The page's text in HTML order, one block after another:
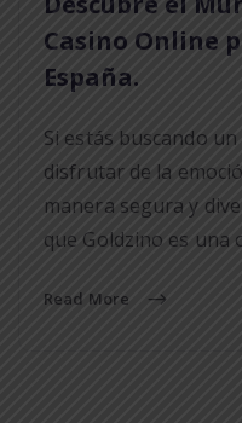
Casino Online
España.
Si estás buscando
disfrutar de la
manera segura y
que Goldzino es una
Read More